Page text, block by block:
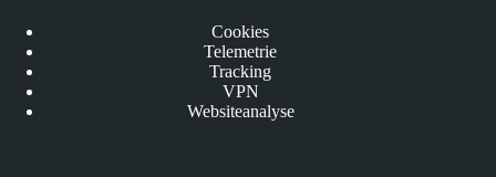
Cookies
Telemetrie
Tracking
VPN
Websiteanalyse